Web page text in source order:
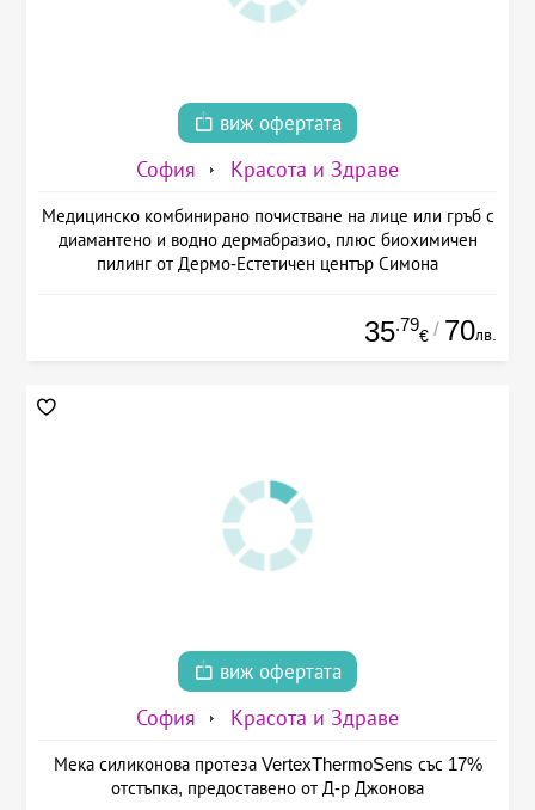
виж офертата
София Красота и Здраве
Медицинско комбинирано почистване на лице или гръб с
диамантено и водно дермабразио, плюс биохимичен
пилинг от Дермо-Естетичен център Симона
35.79
€ / 70лв.
виж офертата
София Красота и Здраве
Мека силиконова протеза VertexThermoSens със 17%
отстъпка, предоставено от Д-р Джонова